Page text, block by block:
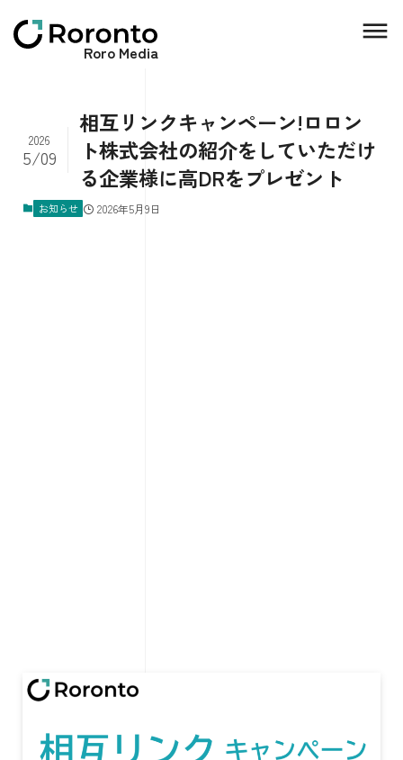
Roro Media
相互リンクキャンペーン!ロロン
ト株式会社の紹介をしていただけ
る企業様に高DRをプレゼント
2026
5/09
お知らせ 2026年5月9日